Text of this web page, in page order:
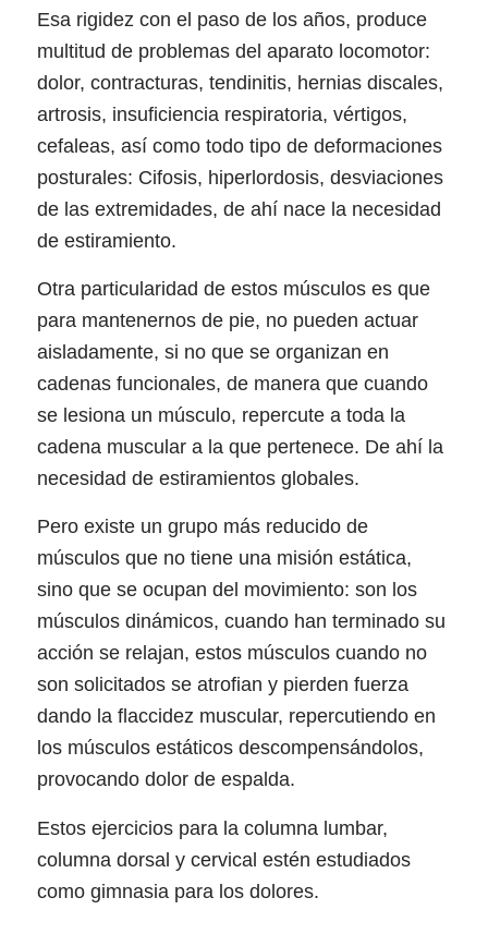
Esa rigidez con el paso de los años, produce
multitud de problemas del aparato locomotor:
dolor, contracturas, tendinitis, hernias discales,
artrosis, insuficiencia respiratoria, vértigos,
cefaleas, así como todo tipo de deformaciones
posturales: Cifosis, hiperlordosis, desviaciones
de las extremidades, de ahí nace la necesidad
de estiramiento.
Otra particularidad de estos músculos es que
para mantenernos de pie, no pueden actuar
aisladamente, si no que se organizan en
cadenas funcionales, de manera que cuando
se lesiona un músculo, repercute a toda la
cadena muscular a la que pertenece. De ahí la
necesidad de estiramientos globales.
Pero existe un grupo más reducido de
músculos que no tiene una misión estática,
sino que se ocupan del movimiento: son los
músculos dinámicos, cuando han terminado su
acción se relajan, estos músculos cuando no
son solicitados se atrofian y pierden fuerza
dando la flaccidez muscular, repercutiendo en
los músculos estáticos descompensándolos,
provocando dolor de espalda.
Estos ejercicios para la columna lumbar,
columna dorsal y cervical estén estudiados
como gimnasia para los dolores.